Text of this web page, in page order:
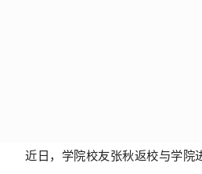
近日，学院校友张秋返校与学院